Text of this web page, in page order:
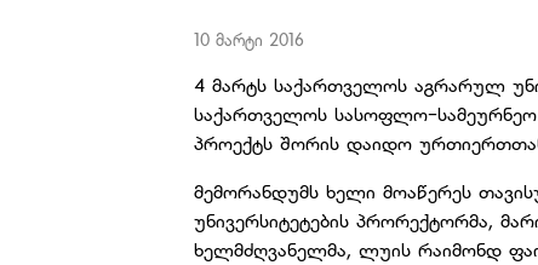
10 მარტი 2016
4 მარტს საქართველოს აგრარულ
საქართველოს სასოფლო-სამეურნეო
პროექტს შორის დაიდო
მემორანდუმს ხელი მოაწერეს
უნივერსიტეტების პრორექტორმა,
ხელმძღვანელმა, ლუის რაიმონდ